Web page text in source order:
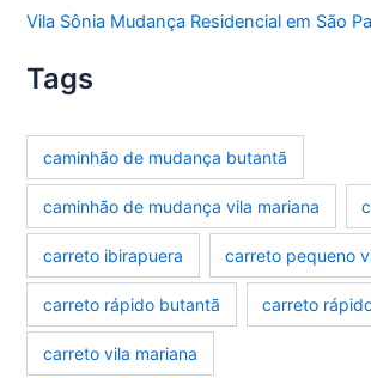
Vila Sônia Mudança Residencial em São
Tags
caminhão de mudança butantã
caminhão de mudança vila mariana
carreto ibirapuera carreto pequeno
carreto rápido butantã carreto
carreto vila mariana